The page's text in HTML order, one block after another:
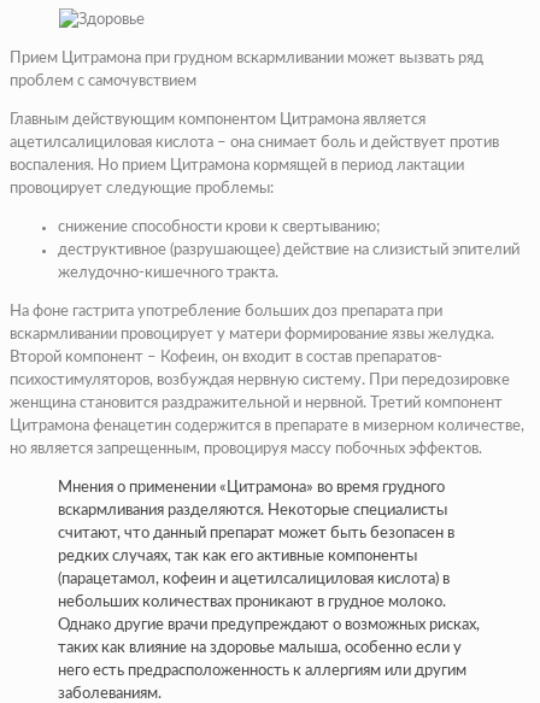
Прием Цитрамона при грудном вскармливании может вызвать ряд
проблем с самочувствием
Главным действующим компонентом Цитрамона является
ацетилсалициловая кислота – она снимает боль и действует против
воспаления. Но прием Цитрамона кормящей в период лактации
провоцирует следующие проблемы:
снижение способности крови к свертыванию;
деструктивное (разрушающее) действие на слизистый эпителий
желудочно-кишечного тракта.
На фоне гастрита употребление больших доз препарата при
вскармливании провоцирует у матери формирование язвы желудка.
Второй компонент – Кофеин, он входит в состав препаратов-
психостимуляторов, возбуждая нервную систему. При передозировке
женщина становится раздражительной и нервной. Третий компонент
Цитрамона фенацетин содержится в препарате в мизерном количестве,
но является запрещенным, провоцируя массу побочных эффектов.
Мнения о применении «Цитрамона» во время грудного
вскармливания разделяются. Некоторые специалисты
считают, что данный препарат может быть безопасен в
редких случаях, так как его активные компоненты
(парацетамол, кофеин и ацетилсалициловая кислота) в
небольших количествах проникают в грудное молоко.
Однако другие врачи предупреждают о возможных рисках,
таких как влияние на здоровье малыша, особенно если у
него есть предрасположенность к аллергиям или другим
заболеваниям.